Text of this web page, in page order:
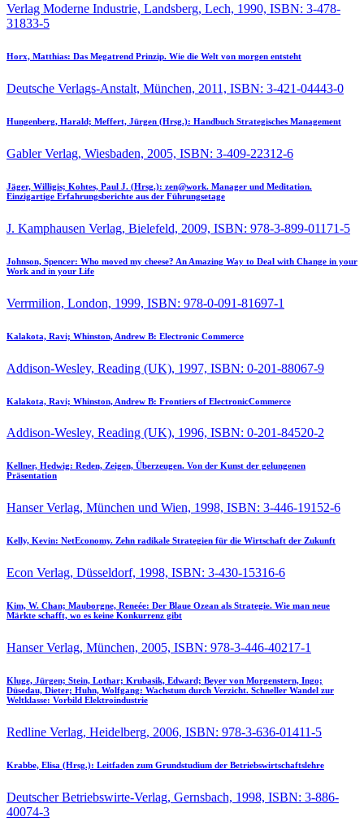
Verlag Moderne Industrie, Landsberg, Lech, 1990, ISBN: 3-478-
31833-5
Horx, Matthias: Das Megatrend Prinzip. Wie die Welt von morgen entsteht
Deutsche Verlags-Anstalt, München, 2011, ISBN: 3-421-04443-0
Hungenberg, Harald; Meffert, Jürgen (Hrsg.): Handbuch Strategisches Management
Gabler Verlag, Wiesbaden, 2005, ISBN: 3-409-22312-6
Jäger, Willigis; Kohtes, Paul J. (Hrsg.): zen@work. Manager und Meditation.
Einzigartige Erfahrungsberichte aus der Führungsetage
J. Kamphausen Verlag, Bielefeld, 2009, ISBN: 978-3-899-01171-5
Johnson, Spencer: Who moved my cheese? An Amazing Way to Deal with Change in your
Work and in your Life
Verrmilion, London, 1999, ISBN: 978-0-091-81697-1
Kalakota, Ravi; Whinston, Andrew B: Electronic Commerce
Addison-Wesley, Reading (UK), 1997, ISBN: 0-201-88067-9
Kalakota, Ravi; Whinston, Andrew B: Frontiers of ElectronicCommerce
Addison-Wesley, Reading (UK), 1996, ISBN: 0-201-84520-2
Kellner, Hedwig: Reden, Zeigen, Überzeugen. Von der Kunst der gelungenen
Präsentation
Hanser Verlag, München und Wien, 1998, ISBN: 3-446-19152-6
Kelly, Kevin: NetEconomy. Zehn radikale Strategien für die Wirtschaft der Zukunft
Econ Verlag, Düsseldorf, 1998, ISBN: 3-430-15316-6
Kim, W. Chan; Mauborgne, Reneée: Der Blaue Ozean als Strategie. Wie man neue
Märkte schafft, wo es keine Konkurrenz gibt
Hanser Verlag, München, 2005, ISBN: 978-3-446-40217-1
Kluge, Jürgen; Stein, Lothar; Krubasik, Edward; Beyer von Morgenstern, Ingo;
Düsedau, Dieter; Huhn, Wolfgang: Wachstum durch Verzicht. Schneller Wandel zur
Weltklasse: Vorbild Elektroindustrie
Redline Verlag, Heidelberg, 2006, ISBN: 978-3-636-01411-5
Krabbe, Elisa (Hrsg.): Leitfaden zum Grundstudium der Betriebswirtschaftslehre
Deutscher Betriebswirte-Verlag, Gernsbach, 1998, ISBN: 3-886-
40074-3